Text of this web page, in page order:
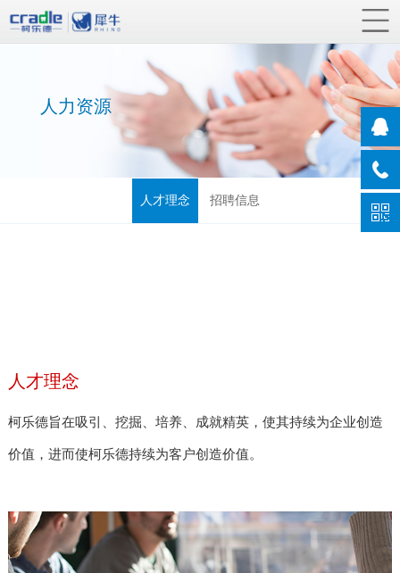
人力资源
人才理念 招聘信息
人才理念
柯乐德旨在吸引、挖掘、培养、成就精英，使其持续为企业创造
价值，进而使柯乐德持续为客户创造价值。